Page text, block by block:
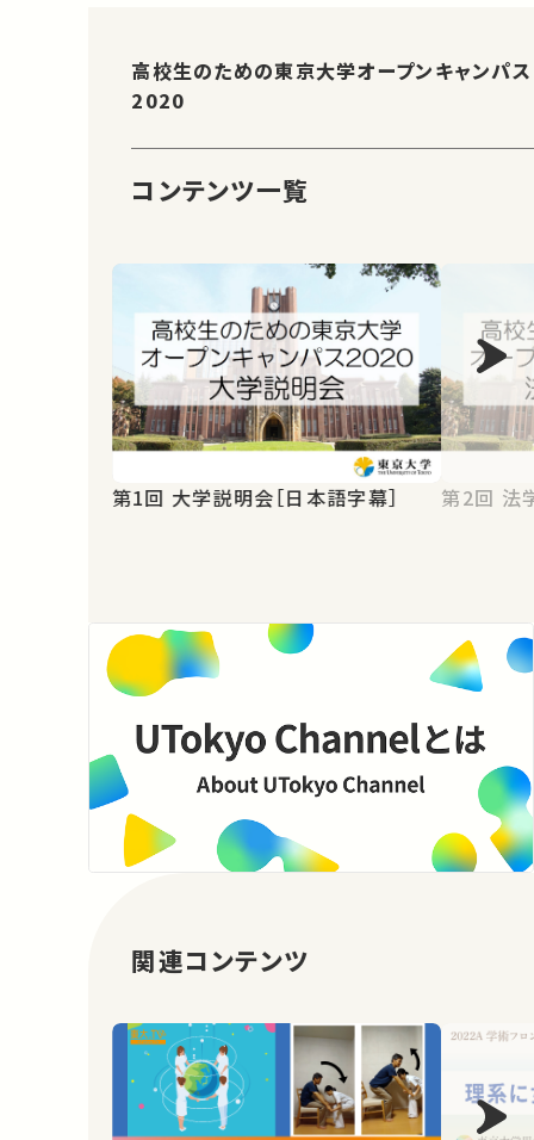
高校生のための東京大学オープンキャンパス
2020
コンテンツ一覧
第1回 大学説明会［日本語字幕］ 第2
関連コンテンツ